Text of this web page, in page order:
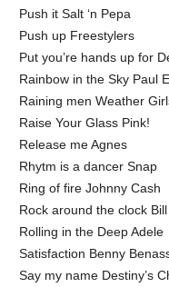
Push it Salt ‘n Pepa
Push up Freestylers
Put you’re hands up for
Rainbow in the Sky Paul
Raining men Weather
Raise Your Glass Pink!
Release me Agnes
Rhytm is a dancer Snap
Ring of fire Johnny Cash
Rock around the clock
Rolling in the Deep Adele
Satisfaction Benny
Say my name Destiny’s